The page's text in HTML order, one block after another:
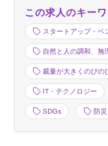
この求人のキーワ
スタートアップ・ベ
自然と人の調和、無
裁量が大きくのびの
IT・テクノロジー
SDGs 防災